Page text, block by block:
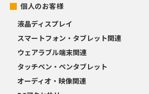
個人のお客様
液晶ディスプレイ
スマートフォン・タブレット関連
ウェアラブル端末関連
タッチペン・ペンタブレット
オーディオ・映像関連